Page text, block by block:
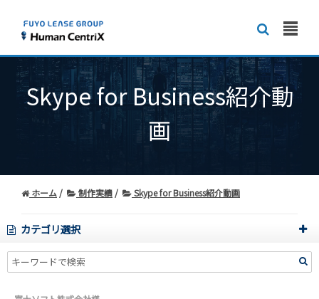
Skype for Business紹介動
画
ホーム 制作実績 Skype for Business紹介動画
カテゴリ選択